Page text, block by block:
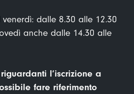
dalle 8.30 alle 12.30
anche dalle 14.30 alle
l’iscrizione a
fare riferimento